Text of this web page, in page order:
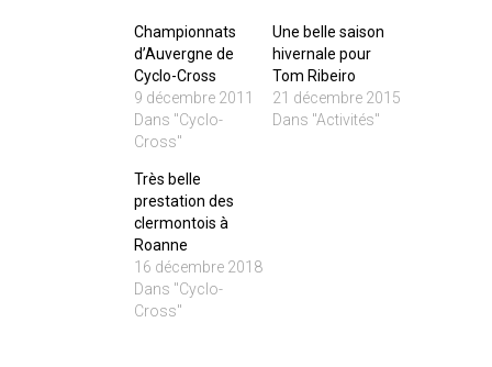
Championnats
d’Auvergne de
Cyclo-Cross
9 décembre 2011
Dans "Cyclo-
Cross"
Une belle saison
hivernale pour
Tom Ribeiro
21 décembre 2015
Dans "Activités"
Très belle
prestation des
clermontois à
Roanne
16 décembre 2018
Dans "Cyclo-
Cross"